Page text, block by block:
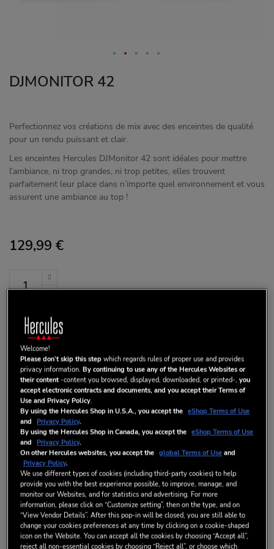
DJMONITOR 42
Perfectionnez vos créations de mix avec des enceintes de qualité
pour un rendu puissant et clair.
Les enceintes Hercules DJMonitor 42 sont idéales pour mettre
l’ambiance, ni trop grandes, ni trop petites, elles trouvent
parfaitement leur place dans n’importe quel environnement et vous
assurent une ambiance au top !
129,99 €
AJOUTER AU PANIER
Ajouter aux favoris
Soyez le premier à commenter ce produit
EN STOCK
DÉTAILS
L’EXPERTISE AUDIO D’HERCULES
Les ingénieurs Hercules ont apporté un soin extrême au
développement des DJMonitor 42 dans la chambre anéchoïque
Welcome!
Please don’t skip this stepwhich regards rules of proper use and provides
privacy information.By continuing to use any of the Hercules Websites or
their content-content you browsed, displayed, downloaded, or printed-,you
accept electronic contracts and documents, and you accept their Terms of
Use and Privacy Policy.
By using the Hercules Shop in U.S.A., you accept the eShop Terms of Use
and Privacy Policy.
By using the Hercules Shop in Canada, you accept the eShop Terms of Use
and Privacy Policy.
On other Hercules websites, you accept the global Terms of Useand
Privacy Policy.
We use different types of cookies (including third-party cookies) to help
provide you with the best experience possible, to improve, manage, and
monitor our Websites, and for statistics and advertising. For more
information, please click on “Customize setting”, then on the type, and on
“View Vendor Details”. After this pop-in will be closed, you are still able to
change your cookies preferences at any time by clicking on a cookie-shaped
icon on the Website. You can accept all the cookies by choosing “Accept all”,
reject all non-essential cookies by choosing “Reject all”, or choose which